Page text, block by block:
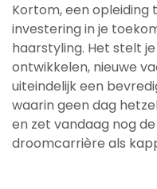
Kortom, een opleiding
investering in je
haarstyling. Het stelt
ontwikkelen, nieuwe
uiteindelijk een
waarin geen dag
en zet vandaag nog
droomcarrière als